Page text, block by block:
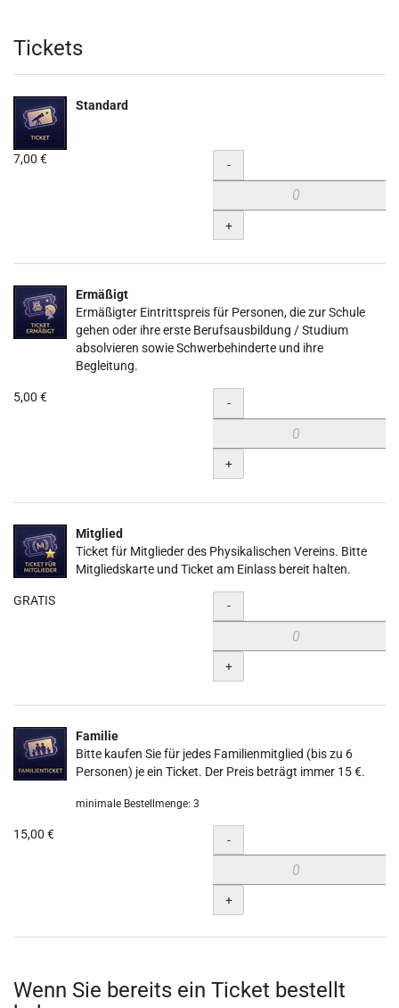
Produkte
Tickets
Standard
7,00 € Menge
-
+
Ermäßigt
Ermäßigter Eintrittspreis für Personen, die zur Schule
gehen oder ihre erste Berufsausbildung / Studium
absolvieren sowie Schwerbehinderte und ihre
Begleitung.
5,00 € Menge
-
+
Mitglied
Ticket für Mitglieder des Physikalischen Vereins. Bitte
Mitgliedskarte und Ticket am Einlass bereit halten.
GRATIS Menge
-
+
Familie
Bitte kaufen Sie für jedes Familienmitglied (bis zu 6
Personen) je ein Ticket. Der Preis beträgt immer 15 €.
minimale Bestellmenge: 3
15,00 € Menge
-
+
Wenn Sie bereits ein Ticket bestellt